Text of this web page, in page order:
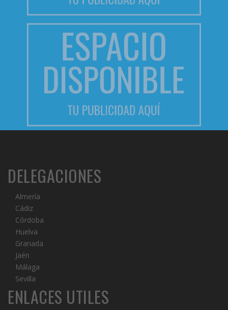
DELEGACIONES
Almería
Cádiz
Córdoba
Huelva
Granada
Jaén
Málaga
Sevilla
ENLACES UTILES